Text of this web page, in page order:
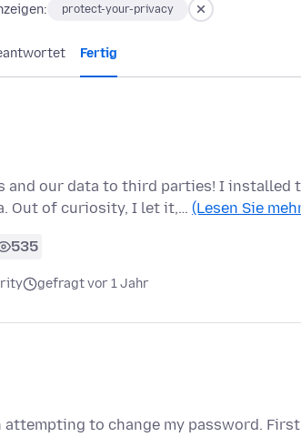
protect-your-privacy
Fertig
and our data to third parties! I installed
Out of curiosity, I let it,… (Lesen Sie
535
gefragt vor 1 Jahr
attempting to change my password.